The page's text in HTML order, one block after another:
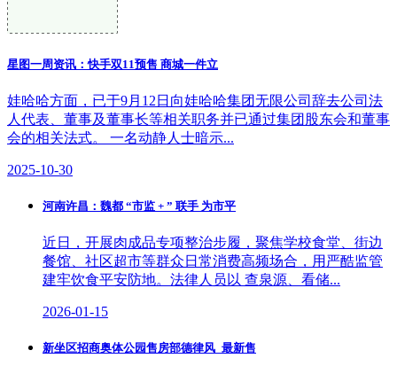
星图一周资讯：快手双11预售 商城一件立
娃哈哈方面，已于9月12日向娃哈哈集团无限公司辞去公司法
人代表、董事及董事长等相关职务并已通过集团股东会和董事
会的相关法式。 一名动静人士暗示...
2025-10-30
河南许昌：魏都 “市监 + ” 联手 为市平
近日，开展肉成品专项整治步履，聚焦学校食堂、街边
餐馆、社区超市等群众日常消费高频场合，用严酷监管
建牢饮食平安防地。法律人员以 查泉源、看储...
2026-01-15
新坐区招商奥体公园售房部德律风_最新售